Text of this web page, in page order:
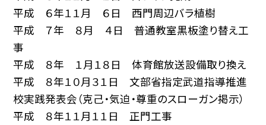
平成 ６年１１月 ６日 西門周辺バラ植樹
平成 ７年 ８月 ４日 普通教室黒板塗り替え工
事
平成 ８年 １月１８日 体育館放送設備取り換え
平成 ８年１０月３１日 文部省指定武道指導推進
校実践発表会（克己・気迫・尊重のスローガン掲示）
平成 ８年１１月１１日 正門工事